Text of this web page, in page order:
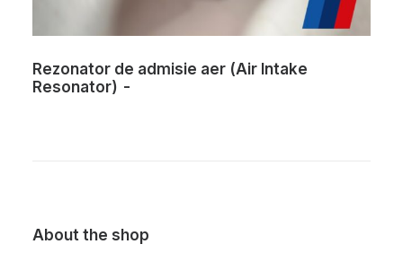
Rezonator de admisie aer (Air Intake
Resonator)
About the shop